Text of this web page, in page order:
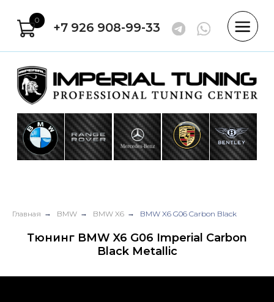
+7 926 908-99-33
Главная → BMW → BMW X6 → BMW X6 G06 Carbon Black
Тюнинг BMW X6 G06 Imperial Carbon
Black Metallic